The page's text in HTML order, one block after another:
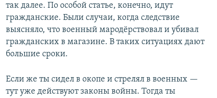
так далее. По особой статье, конечно, идут
гражданские. Были случаи, когда следствие
выясняло, что военный мародёрствовал и убивал
гражданских в магазине. В таких ситуациях дают
большие сроки.
Если же ты сидел в окопе и стрелял в военных —
тут уже действуют законы войны. Тогда ты